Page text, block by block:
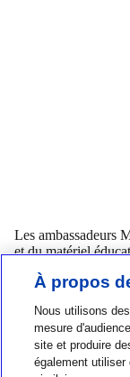
Les ambassadeurs
et du matériel
ambassadeurs
expérience
MiniMed.
À propos
Nous utilisons
mesure
site et produire
également